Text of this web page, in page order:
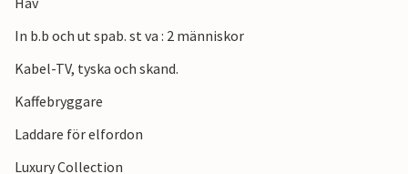
sjökrigsmuseet, njut av en god lunch på en av
hamnrestaurangerna eller ta en promenad längs
Lemvig, följt av shopping i de många butikerna i Lemvig.
In b.b och ut spab. st va : 2 människor
Kabel-TV, tyska och skand.
Kaffebryggare
Laddare för elfordon
Luxury Collection